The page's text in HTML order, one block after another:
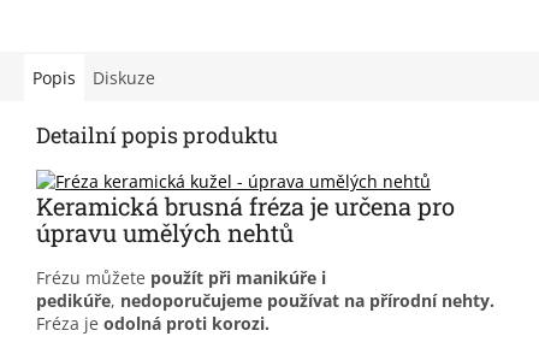
Popis
Diskuze
Detailní popis produktu
Keramická brusná fréza je určena pro
úpravu umělých nehtů
Frézu můžete použít při manikúře i
pedikúře, nedoporučujeme používat na přírodní nehty.
Fréza je odolná proti korozi.